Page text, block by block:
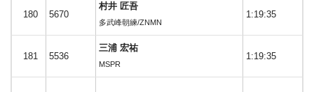
180 5670
村井 匠吾
多武峰朝練/ZNMN
1:19:35
181 5536
三浦 宏祐
MSPR
1:19:35